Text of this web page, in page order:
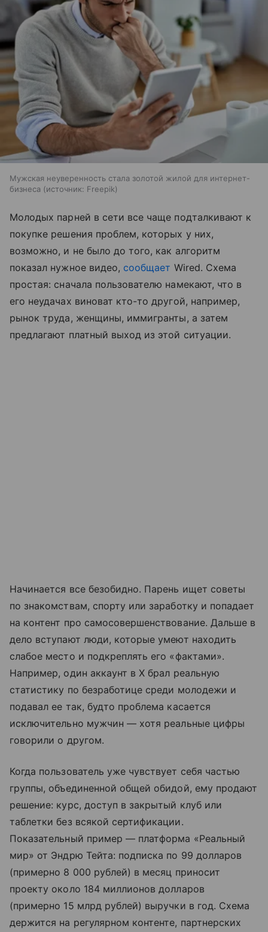
Мужская неуверенность стала золотой жилой для интернет-
бизнеса
источник: Freepik
Молодых парней в сети все чаще подталкивают к
покупке решения проблем, которых у них,
возможно, и не было до того, как алгоритм
показал нужное видео, сообщает Wired. Схема
простая: сначала пользователю намекают, что в
его неудачах виноват кто-то другой, например,
рынок труда, женщины, иммигранты, а затем
предлагают платный выход из этой ситуации.
Начинается все безобидно. Парень ищет советы
по знакомствам, спорту или заработку и попадает
на контент про самосовершенствование. Дальше в
дело вступают люди, которые умеют находить
слабое место и подкреплять его «фактами».
Например, один аккаунт в X брал реальную
статистику по безработице среди молодежи и
подавал ее так, будто проблема касается
исключительно мужчин — хотя реальные цифры
говорили о другом.
Когда пользователь уже чувствует себя частью
группы, объединенной общей обидой, ему продают
решение: курс, доступ в закрытый клуб или
таблетки без всякой сертификации.
Показательный пример — платформа «Реальный
мир» от Эндрю Тейта: подписка по 99 долларов
(примерно 8 000 рублей) в месяц приносит
проекту около 184 миллионов долларов
(примерно 15 млрд рублей) выручки в год. Схема
держится на регулярном контенте, партнерских